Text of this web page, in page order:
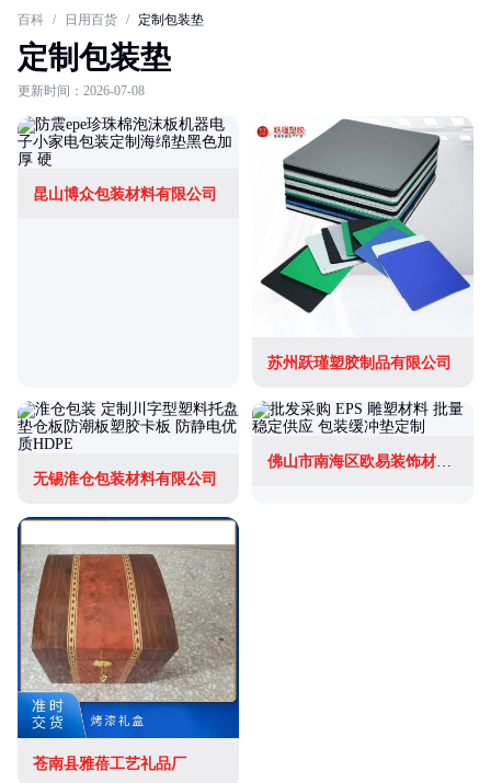
百科 / 日用百货 / 定制包装垫
定制包装垫
更新时间：2026-07-08
昆山博众包装材料有限公司
苏州跃瑾塑胶制品有限公司
无锡淮仓包装材料有限公司
佛山市南海区欧易装饰材料有限公司
苍南县雅蓓工艺礼品厂